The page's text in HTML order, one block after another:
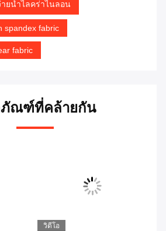
ยน้ำไลคร่าไนลอน
spandex fabric
fabric
ณฑ์ที่คล้ายกัน
วิดีโอ